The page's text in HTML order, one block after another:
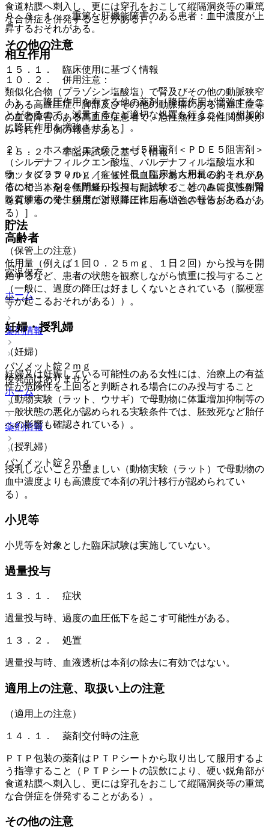
食道粘膜へ刺入し、更には穿孔をおこして縦隔洞炎等の重篤
な合併症を併発することがある）。
その他の注意
１５．１． 臨床使用に基づく情報
類似化合物（プラゾシン塩酸塩）で腎及びその他の動脈狭窄
のある高血圧症、脚部及びその他の動脈瘤のある高血圧症等
の血管障害のある高血圧症患者で、急性熱性多発性関節炎が
みられた１例の報告がある。
１５．２． 非臨床試験に基づく情報
ラットに２５０ｍｇ／ｋｇ／日（臨床最大用量の約１８００
倍に相当）を２年間経口投与した試験で、雄のみに良性副腎
髄質腫瘍の発生頻度が対照群に比し高いとの報告がある。
貯法
（保管上の注意）
室温保存。
ホーム
薬剤情報
バソメット錠２ｍｇ
後発品はありません
ホーム
薬剤情報
バソメット錠２ｍｇ
９．３．１． 重篤な肝機能障害のある患者：血中濃度が上
昇するおそれがある。
相互作用
１０．２． 併用注意：
１）． 降圧作用を有する他の薬剤［降圧作用が増強するこ
とがあるので、減量するなど適切な処置を行うこと（相加的
に降圧作用を増強させる）］。
２）． ホスホジエステラーゼ５阻害剤＜ＰＤＥ５阻害剤＞
（シルデナフィルクエン酸塩、バルデナフィル塩酸塩水和
物、タダラフィル）［症候性低血圧があらわれるおそれがあ
るので、本剤を低用量から投与開始すること（血管拡張作用
を有するので、併用により降圧作用を増強させるおそれがあ
る）］。
高齢者
低用量（例えば１回０．２５ｍｇ、１日２回）から投与を開
始するなど、患者の状態を観察しながら慎重に投与すること
（一般に、過度の降圧は好ましくないとされている（脳梗塞
等が起こるおそれがある））。
妊婦・授乳婦
（妊婦）
妊婦又は妊娠している可能性のある女性には、治療上の有益
性が危険性を上回ると判断される場合にのみ投与すること
（動物実験（ラット、ウサギ）で母動物に体重増加抑制等の
一般状態の悪化が認められる実験条件では、胚致死など胎仔
への影響も確認されている）。
（授乳婦）
授乳しないことが望ましい（動物実験（ラット）で母動物の
血中濃度よりも高濃度で本剤の乳汁移行が認められてい
る）。
小児等
小児等を対象とした臨床試験は実施していない。
過量投与
１３．１． 症状
過量投与時、過度の血圧低下を起こす可能性がある。
１３．２． 処置
過量投与時、血液透析は本剤の除去に有効ではない。
適用上の注意、取扱い上の注意
（適用上の注意）
１４．１． 薬剤交付時の注意
ＰＴＰ包装の薬剤はＰＴＰシートから取り出して服用するよ
う指導すること（ＰＴＰシートの誤飲により、硬い鋭角部が
食道粘膜へ刺入し、更には穿孔をおこして縦隔洞炎等の重篤
な合併症を併発することがある）。
その他の注意